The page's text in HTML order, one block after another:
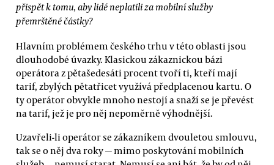
přispět k tomu, aby lidé neplatili za mobilní služby
přemrštěné částky?
Hlavním problémem českého trhu v této oblasti jsou
dlouhodobé úvazky. Klasickou zákaznickou bázi
operátora z pětašedesáti procent tvoří ti, kteří mají
tarif, zbylých pětatřicet využívá předplacenou kartu. O
ty operátor obvykle mnoho nestojí a snaží se je převést
na tarif, jež je pro něj nepoměrně výhodnější.
Uzavřeli-li operátor se zákazníkem dvouletou smlouvu,
tak se o něj dva roky — mimo poskytování mobilních